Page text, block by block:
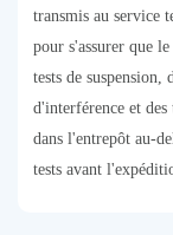
transmis au service
pour s'assurer que
tests de suspension,
d'interférence et des
dans l'entrepôt au-
tests avant